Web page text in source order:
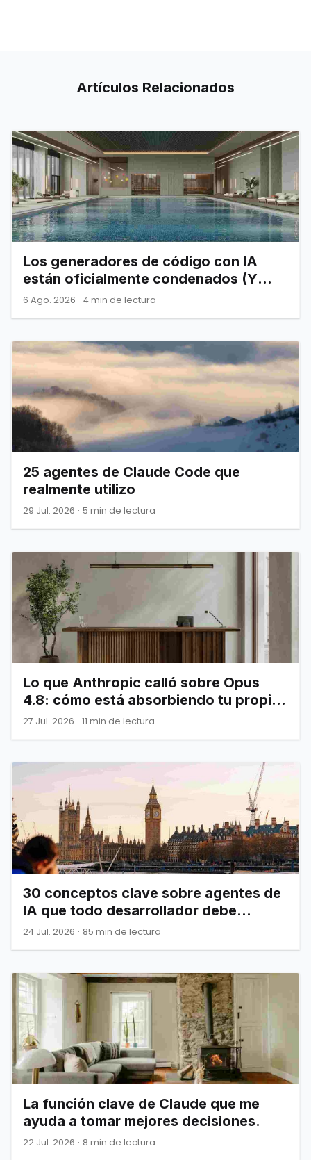
Artículos Relacionados
Los generadores de código con IA
están oficialmente condenados (Y
Joel Spolsky nos lo advirtió)
6 Ago. 2026 · 4 min de lectura
25 agentes de Claude Code que
realmente utilizo
29 Jul. 2026 · 5 min de lectura
Lo que Anthropic calló sobre Opus
4.8: cómo está absorbiendo tu propia
infraestructura
27 Jul. 2026 · 11 min de lectura
30 conceptos clave sobre agentes de
IA que todo desarrollador debe
dominar
24 Jul. 2026 · 85 min de lectura
La función clave de Claude que me
ayuda a tomar mejores decisiones.
22 Jul. 2026 · 8 min de lectura